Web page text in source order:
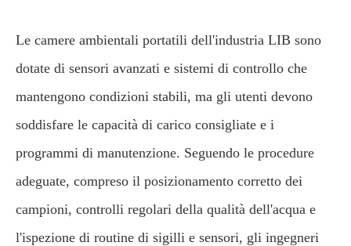
Le camere ambientali portatili dell'industria LIB sono
dotate di sensori avanzati e sistemi di controllo che
mantengono condizioni stabili, ma gli utenti devono
soddisfare le capacità di carico consigliate e i
programmi di manutenzione. Seguendo le procedure
adeguate, compreso il posizionamento corretto dei
campioni, controlli regolari della qualità dell'acqua e
l'ispezione di routine di sigilli e sensori, gli ingegneri